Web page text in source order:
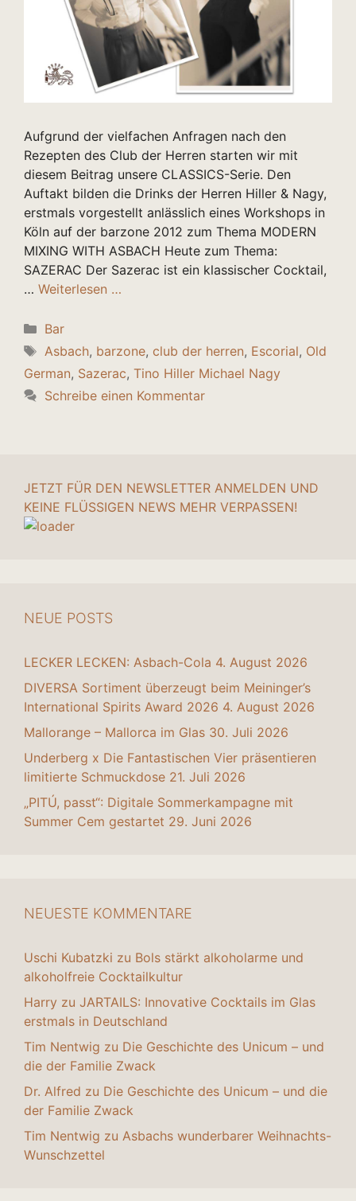
Aufgrund der vielfachen Anfragen nach den
Rezepten des Club der Herren starten wir mit
diesem Beitrag unsere CLASSICS-Serie. Den
Auftakt bilden die Drinks der Herren Hiller & Nagy,
erstmals vorgestellt anlässlich eines Workshops in
Köln auf der barzone 2012 zum Thema MODERN
MIXING WITH ASBACH Heute zum Thema:
SAZERAC Der Sazerac ist ein klassischer Cocktail,
… Weiterlesen …
Kategorien
Bar
Schlagwörter
Asbach, barzone, club der herren, Escorial, Old
German, Sazerac, Tino Hiller Michael Nagy
Schreibe einen Kommentar
JETZT FÜR DEN NEWSLETTER ANMELDEN UND
KEINE FLÜSSIGEN NEWS MEHR VERPASSEN!
NEUE POSTS
LECKER LECKEN: Asbach-Cola 4. August 2026
DIVERSA Sortiment überzeugt beim Meininger’s
International Spirits Award 2026 4. August 2026
Mallorange – Mallorca im Glas 30. Juli 2026
Underberg x Die Fantastischen Vier präsentieren
limitierte Schmuckdose 21. Juli 2026
„PITÚ, passt“: Digitale Sommerkampagne mit
Summer Cem gestartet 29. Juni 2026
NEUESTE KOMMENTARE
Uschi Kubatzki zu Bols stärkt alkoholarme und
alkoholfreie Cocktailkultur
Harry zu JARTAILS: Innovative Cocktails im Glas
erstmals in Deutschland
Tim Nentwig zu Die Geschichte des Unicum – und
die der Familie Zwack
Dr. Alfred zu Die Geschichte des Unicum – und die
der Familie Zwack
Tim Nentwig zu Asbachs wunderbarer Weihnachts-
Wunschzettel